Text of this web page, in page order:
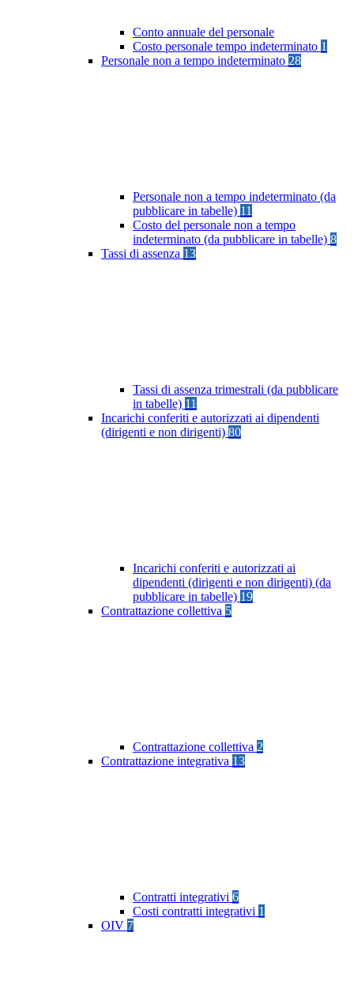
Conto annuale del personale
Costo personale tempo indeterminato 1
Personale non a tempo indeterminato 28
Personale non a tempo indeterminato (da
pubblicare in tabelle) 11
Costo del personale non a tempo
indeterminato (da pubblicare in tabelle) 8
Tassi di assenza 13
Tassi di assenza trimestrali (da pubblicare
in tabelle) 11
Incarichi conferiti e autorizzati ai dipendenti
(dirigenti e non dirigenti) 80
Incarichi conferiti e autorizzati ai
dipendenti (dirigenti e non dirigenti) (da
pubblicare in tabelle) 19
Contrattazione collettiva 5
Contrattazione collettiva 2
Contrattazione integrativa 13
Contratti integrativi 6
Costi contratti integrativi 1
OIV 7